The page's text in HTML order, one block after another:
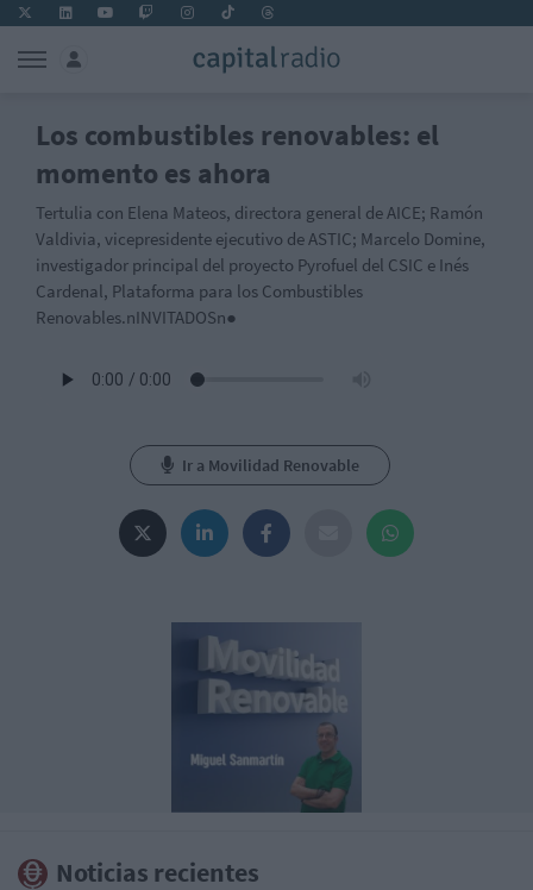
Los combustibles renovables: el
momento es ahora
Tertulia con Elena Mateos, directora general de AICE; Ramón
Valdivia, vicepresidente ejecutivo de ASTIC; Marcelo Domine,
investigador principal del proyecto Pyrofuel del CSIC e Inés
Cardenal, Plataforma para los Combustibles
Renovables.nINVITADOSn●
Ir a Movilidad Renovable
Noticias recientes